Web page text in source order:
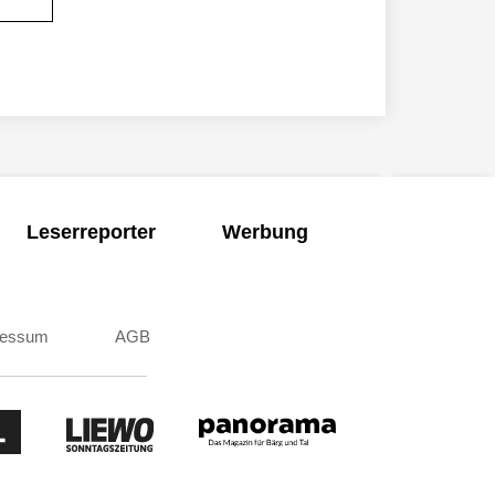
Leserreporter Werbung
AGB